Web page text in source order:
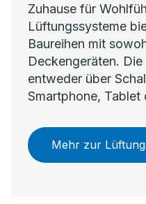
Zuhause für
Lüftungssysteme
Baureihen mit
Deckengeräten.
entweder über
Smartphone, Tablet
Mehr zur